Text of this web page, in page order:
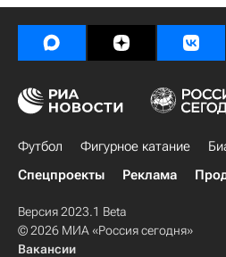
Футбол Фигурное катание
Спецпроекты
Реклама
Версия 2023.1 Beta
© 2026 МИА «Россия сегодня»
Вакансии